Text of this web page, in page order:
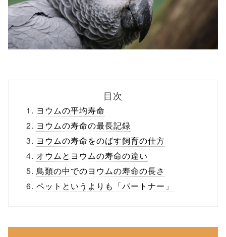
目次
ヨウムの平均寿命
ヨウムの寿命の最長記録
ヨウムの寿命をのばす飼育の仕方
オウムとヨウムの寿命の違い
鳥類の中でのヨウムの寿命の長さ
ペットというよりも「パートナー」